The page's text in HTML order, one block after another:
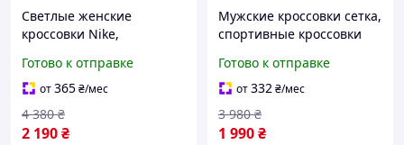
Светлые женские
кроссовки Nike,
для девушек, женские
кроссовки сетка для
спорта
Готово к отправке
от365₴/мес
2 190₴
4 380 ₴
Мужские кроссовки сетка,
спортивные кроссовки
повседневные легкие
кроссовки для мужчины
Готово к отправке
от332₴/мес
1 990₴
3 980 ₴